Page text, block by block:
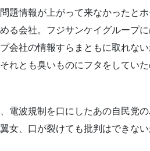
題情報が上がって来なかったと
る会社。フジサンケイグループ
会社の情報すらまともに取れな
れとも臭いものにフタをしてい
電波規制を口にしたあの自民党
女、口が裂けても批判はできない